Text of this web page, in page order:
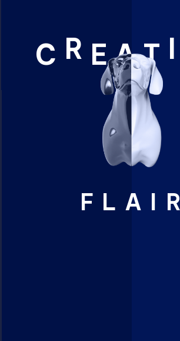
C R E A T I
FLAIR